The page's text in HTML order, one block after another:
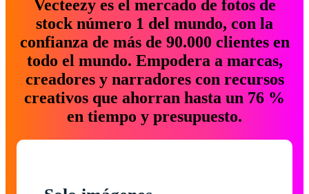
Vecteezy es el mercado de fotos de
stock número 1 del mundo, con la
confianza de más de 90.000 clientes en
todo el mundo. Empodera a marcas,
creadores y narradores con recursos
creativos que ahorran hasta un 76 %
en tiempo y presupuesto.